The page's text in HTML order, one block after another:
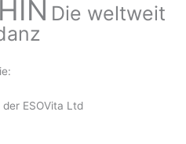
Die weltweit
ESOVita Ltd